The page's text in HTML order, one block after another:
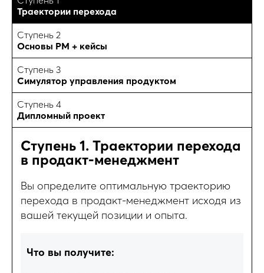
Траектории перехода
Ступень 2
Основы PM + кейсы
Ступень 3
Симулятор управления продуктом
Ступень 4
Дипломный проект
Ступень 1. Траектории перехода
в продакт-менеджмент
Вы определите оптимальную траекторию
перехода в продакт-менеджмент исходя из
вашей текущей позиции и опыта.
Что вы получите: